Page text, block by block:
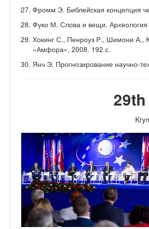
Фромм Э. Библейская концепция
Фуко М. Слова и вещи. Археология
Хокинг С., Пенроуз Р., Шимони А.,
«Амфора», 2008. 192 с.
Янч Э. Прогнозирование научно-
29